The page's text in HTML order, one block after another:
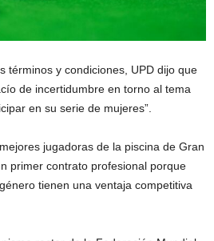
términos y condiciones, UPD dijo que
de incertidumbre en torno al tema
en su serie de mujeres”.
jugadoras de la piscina de Gran
primer contrato profesional porque
tienen una ventaja competitiva